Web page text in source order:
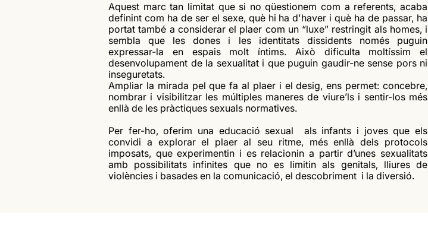
Aquest marc tan limitat que si no qüestionem com a referents, acaba
definint com ha de ser el sexe, què hi ha d'haver i què ha de passar, ha
portat també a considerar el plaer com un “luxe” restringit als homes, i
sembla que les dones i les identitats dissidents només puguin
expressar-la en espais molt íntims. Això dificulta moltíssim el
desenvolupament de la sexualitat i que puguin gaudir-ne sense pors ni
inseguretats.
Ampliar la mirada pel que fa al plaer i el desig, ens permet: concebre,
nombrar i visibilitzar les múltiples maneres de viure’ls i sentir-los més
enllà de les pràctiques sexuals normatives.
Per fer-ho, oferim una educació sexual als infants i joves que els
convidi a explorar el plaer al seu ritme, més enllà dels protocols
imposats, que experimentin i es relacionin a partir d’unes sexualitats
amb possibilitats infinites que no es limitin als genitals, lliures de
violències i basades en la comunicació, el descobriment i la diversió.